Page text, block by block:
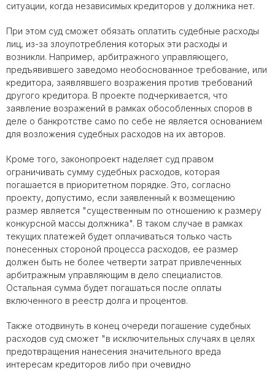
ситуации, когда независимых кредиторов у должника нет.
При этом суд сможет обязать оплатить судебные расходы
лиц, из-за злоупотребления которых эти расходы и
возникли. Например, арбитражного управляющего,
предъявившего заведомо необоснованное требование, или
кредитора, заявлявшего возражения против требований
другого кредитора. В проекте подчеркивается, что
заявление возражений в рамках обособленных споров в
деле о банкротстве само по себе не является основанием
для возложения судебных расходов на их авторов.
Кроме того, законопроект наделяет суд правом
ограничивать сумму судебных расходов, которая
погашается в приоритетном порядке. Это, согласно
проекту, допустимо, если заявленный к возмещению
размер является "существенным по отношению к размеру
конкурсной массы должника". В таком случае в рамках
текущих платежей будет оплачиваться только часть
понесенных стороной процесса расходов, ее размер
должен быть не более четверти затрат привлеченных
арбитражным управляющим в дело специалистов.
Остальная сумма будет погашаться после оплаты
включенного в реестр долга и процентов.
Также отодвинуть в конец очереди погашение судебных
расходов суд сможет "в исключительных случаях в целях
предотвращения нанесения значительного вреда
интересам кредиторов либо при очевидно